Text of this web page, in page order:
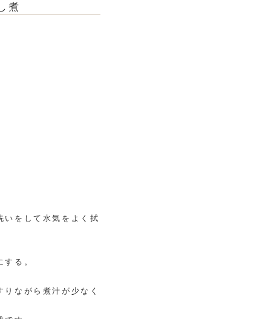
煮
いをして水気をよく拭
る。
ながら煮汁が少なく